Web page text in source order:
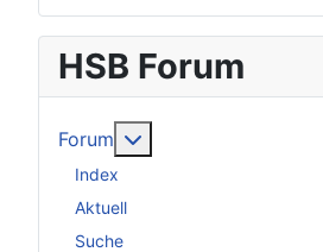
HSB Forum
Forum
Index
Aktuell
Suche